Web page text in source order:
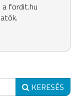
fordit.hu
KERESÉS